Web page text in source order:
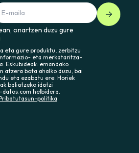
onartzen duzu gure
eta gure produktu, zerbitzu
eta merkataritza-
Eskubideak: emandako
atzera bota ahalko duzu, bai
eta ezabatu ere. Horiek
baliatzeko idatzi
helbidera.
politika